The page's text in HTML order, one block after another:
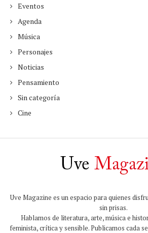
Eventos
Agenda
Música
Personajes
Noticias
Pensamiento
Sin categoría
Cine
Uve Magazine es un espacio para quienes
sin prisas.
Hablamos de literatura, arte, música e
feminista, crítica y sensible. Publicamos cada